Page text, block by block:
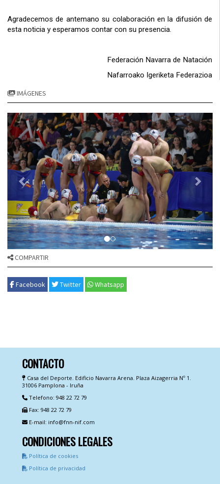
Agradecemos de antemano su colaboración en la difusión de
esta noticia y esperamos contar con su presencia.
Federación Navarra de Natación
Nafarroako Igeriketa Federazioa
IMÁGENES
COMPARTIR
Facebook Twitter Whatsapp
CONTACTO
Casa del Deporte. Edificio Navarra Arena. Plaza Aizagerria Nº 1.
31006 Pamplona - Iruña
Telefono: 948 22 72 79
Fax: 948 22 72 79
E-mail: info@fnn-nif.com
CONDICIONES LEGALES
Política de cookies
Política de privacidad